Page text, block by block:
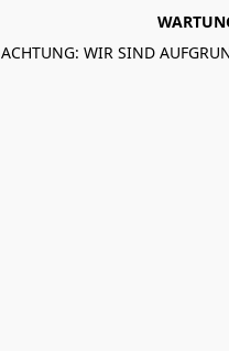
ACHTUNG: WIR SIND